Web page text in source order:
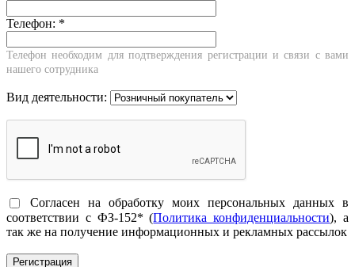
Телефон: *
Телефон необходим для подтверждения регистрации и связи с вами
нашего сотрудника
Вид деятельности:
Согласен на обработку моих персональных данных в
соответствии с ФЗ-152* (Политика конфиденциальности), а
так же на получение информационных и рекламных рассылок